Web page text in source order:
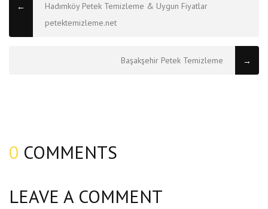
←
Hadımköy Petek Temizleme & Uygun Fiyatlar
petektemizleme.net
Başakşehir Petek Temizleme →
0 COMMENTS
LEAVE A COMMENT